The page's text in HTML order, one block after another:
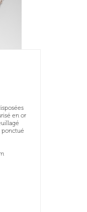
en or
ponctué